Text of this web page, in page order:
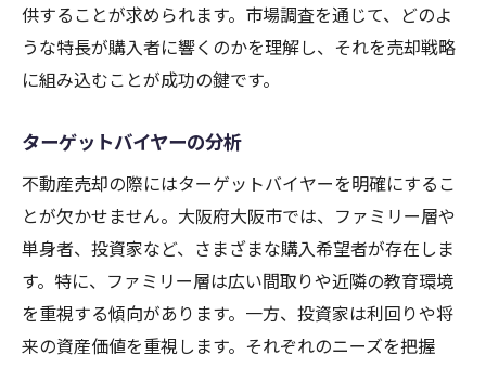
供することが求められます。市場調査を通じて、どのよ
うな特長が購入者に響くのかを理解し、それを売却戦略
に組み込むことが成功の鍵です。
ターゲットバイヤーの分析
不動産売却の際にはターゲットバイヤーを明確にするこ
とが欠かせません。大阪府大阪市では、ファミリー層や
単身者、投資家など、さまざまな購入希望者が存在しま
す。特に、ファミリー層は広い間取りや近隣の教育環境
を重視する傾向があります。一方、投資家は利回りや将
来の資産価値を重視します。それぞれのニーズを把握